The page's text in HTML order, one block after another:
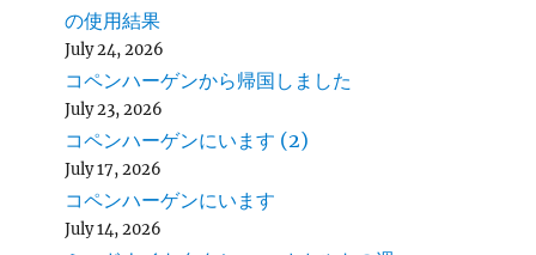
の使用結果
July 24, 2026
コペンハーゲンから帰国しました
July 23, 2026
コペンハーゲンにいます (2)
July 17, 2026
コペンハーゲンにいます
July 14, 2026